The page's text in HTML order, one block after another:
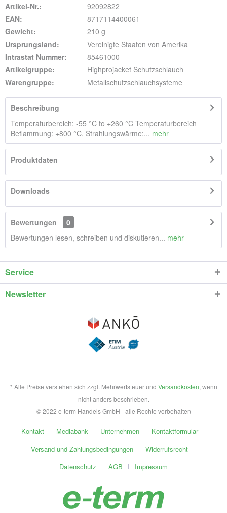
Artikel-Nr.:
92092822
EAN:
8717114400061
Gewicht:
210 g
Ursprungsland:
Vereinigte Staaten von Amerika
Intrastat Nummer:
85461000
Artikelgruppe:
Highprojacket Schutzschlauch
Warengruppe:
Metallschutzschlauchsysteme
Beschreibung
Temperaturbereich: -55 °C to +260 °C Temperaturbereich
Beflammung: +800 °C, Strahlungswärme:... mehr
Produktdaten
Downloads
Bewertungen
0
Bewertungen lesen, schreiben und diskutieren... mehr
Service
Newsletter
* Alle Preise verstehen sich zzgl. Mehrwertsteuer und Versandkosten, wenn
nicht anders beschrieben.
© 2022 e-term Handels GmbH - alle Rechte vorbehalten
Kontakt Mediabank Unternehmen
Kontaktformular
Versand und Zahlungsbedingungen
Widerrufsrecht
Datenschutz
AGB Impressum